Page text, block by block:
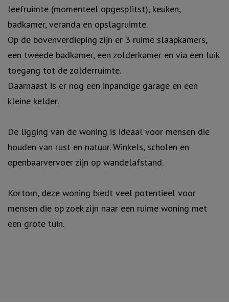
leefruimte (momenteel opgesplitst), keuken,
badkamer, veranda en opslagruimte.
Op de bovenverdieping zijn er 3 ruime slaapkamers,
een tweede badkamer, een zolderkamer en via een luik
toegang tot de zolderruimte.
Daarnaast is er nog een inpandige garage en een
kleine kelder.
De ligging van de woning is ideaal voor mensen die
houden van rust en natuur. Winkels, scholen en
openbaarvervoer zijn op wandelafstand.
Kortom, deze woning biedt veel potentieel voor
mensen die op zoek zijn naar een ruime woning met
een grote tuin.